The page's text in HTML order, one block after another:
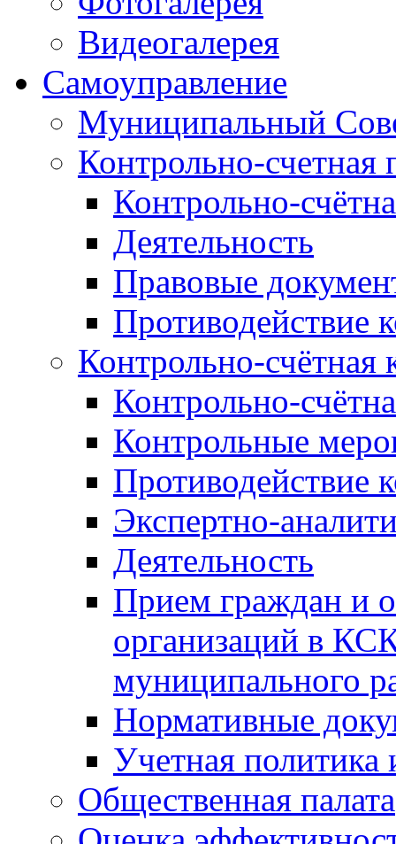
Видеогалерея
Самоуправление
Муниципальный
Контрольно-счетная
Контрольно-
Деятельность
Правовые
Противодействие
Контрольно-счётная
Контрольно-
Контрольные
Противодействие
Экспертно-
Деятельность
Прием граждан и
организаций в
муниципального
Нормативные
Учетная политика
Общественная палата